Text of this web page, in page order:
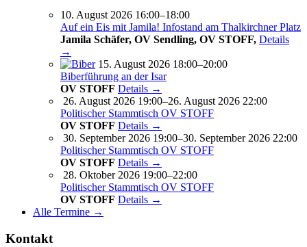
10. August 2026 16:00–18:00
Auf ein Eis mit Jamila! Infostand am Thalkirchner Platz
Jamila Schäfer, OV Sendling, OV STOFF, Details
→
15. August 2026 18:00–20:00
Biberführung an der Isar
OV STOFF Details →
26. August 2026 19:00–26. August 2026 22:00
Politischer Stammtisch OV STOFF
OV STOFF Details →
30. September 2026 19:00–30. September 2026 22:00
Politischer Stammtisch OV STOFF
OV STOFF Details →
28. Oktober 2026 19:00–22:00
Politischer Stammtisch OV STOFF
OV STOFF Details →
Alle Termine →
Kontakt